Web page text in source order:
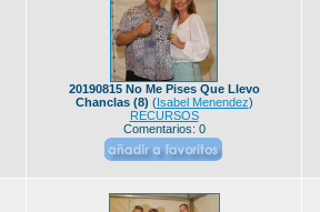
20190815 No Me Pises Que Llevo
Chanclas (8) (Isabel Menendez)
RECURSOS
Comentarios: 0